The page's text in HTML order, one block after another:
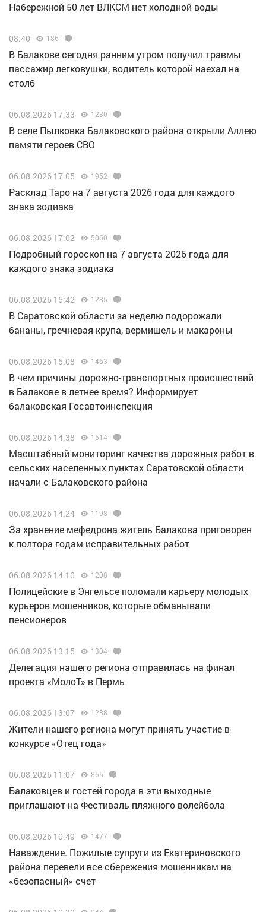
Набережной 50 лет ВЛКСМ нет холодной воды
08:40 186
В Балакове сегодня ранним утром получил травмы
пассажир легковушки, водитель которой наехал на
столб
06.08.2026 17:33 1230
В селе Пылковка Балаковского района открыли Аллею
памяти героев СВО
06.08.2026 17:05 1952
Расклад Таро на 7 августа 2026 года для каждого
знака зодиака
06.08.2026 17:02 5060
Подробный гороскоп на 7 августа 2026 года для
каждого знака зодиака
06.08.2026 15:42 1285
В Саратовской области за неделю подорожали
бананы, гречневая крупа, вермишель и макароны
06.08.2026 15:08 1463
В чем причины дорожно-транспортных происшествий
в Балакове в летнее время? Информирует
балаковская Госавтоинспекция
06.08.2026 14:38 1514
Масштабный мониторинг качества дорожных работ в
сельских населенных пунктах Саратовской области
начали с Балаковского района
06.08.2026 14:24 1198
За хранение мефедрона житель Балакова приговорен
к полтора годам исправительных работ
06.08.2026 14:10 1208
Полицейские в Энгельсе поломали карьеру молодых
курьеров мошенников, которые обманывали
пенсионеров
06.08.2026 13:15 1304
Делегация нашего региона отправилась на финал
проекта «МолоТ» в Пермь
06.08.2026 13:07 1288
Жители нашего региона могут принять участие в
конкурсе «Отец года»
06.08.2026 11:07 865
Балаковцев и гостей города в эти выходные
приглашают на Фестиваль пляжного волейбола
06.08.2026 10:49 1477
Наваждение. Пожилые супруги из Екатериновского
района перевели все сбережения мошенникам на
«безопасный» счет